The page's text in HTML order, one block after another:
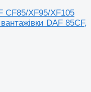
XF95/XF105
DAF 85CF,